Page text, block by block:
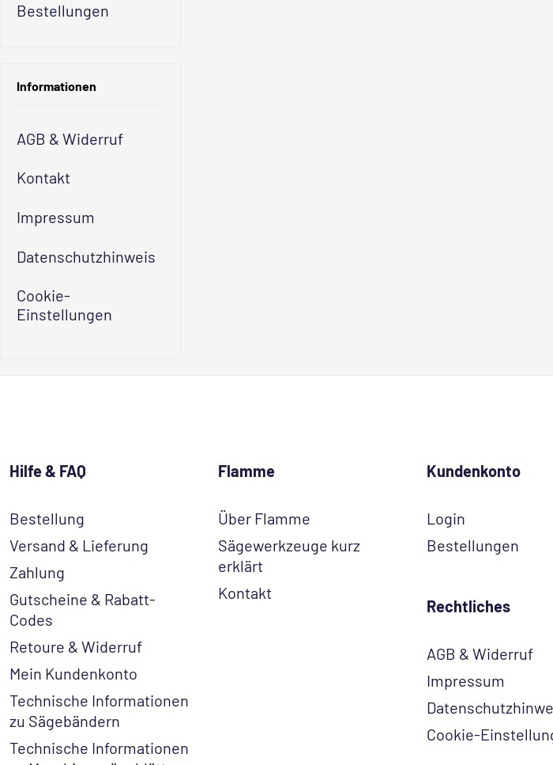
Bestellungen
Informationen
AGB & Widerruf
Kontakt
Impressum
Datenschutzhinweis
Cookie-
Einstellungen
Hilfe & FAQ
Bestellung
Versand & Lieferung
Zahlung
Gutscheine & Rabatt-
Codes
Retoure & Widerruf
Mein Kundenkonto
Technische Informationen
zu Sägebändern
Technische Informationen
Flamme
Über Flamme
Sägewerkzeuge kurz
erklärt
Kontakt
Kundenkonto
Login
Bestellungen
Rechtliches
AGB & Widerruf
Impressum
Cookie-